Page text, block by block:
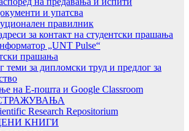
и упатсва
правилник
за контакт на студентски прашања
„UNT Pulse“
прашања
теми за дипломски труд и предлог за
на Е-пошта и Google Classroom
Research Repositorium
КНИГИ